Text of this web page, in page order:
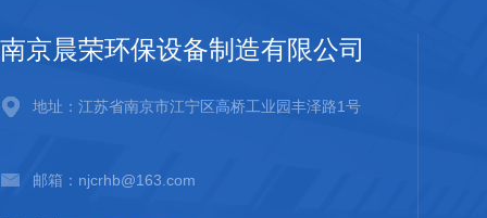
南京晨荣环保设备制造有限公司
地址：江苏省南京市江宁区高桥工业园丰泽路1号
邮箱：njcrhb@163.com